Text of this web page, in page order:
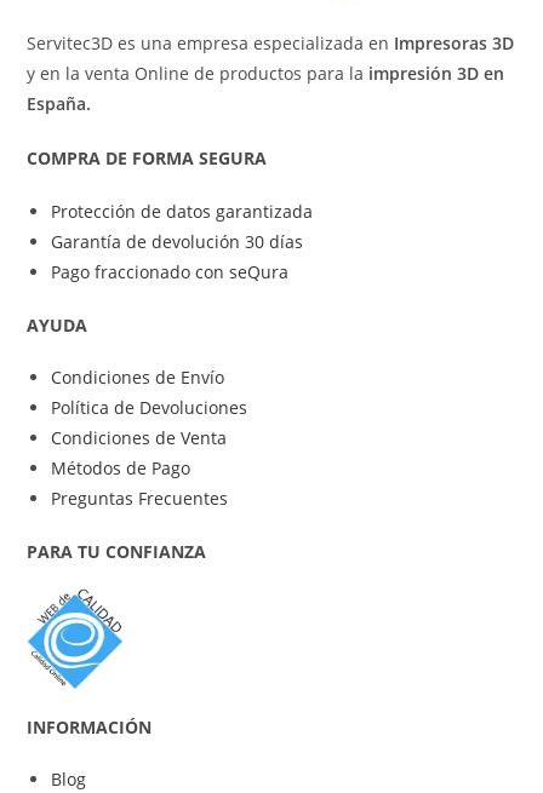
Servitec3D es una empresa especializada en Impresoras 3D
y en la venta Online de productos para la impresión 3D en
España.
COMPRA DE FORMA SEGURA
Protección de datos garantizada
Garantía de devolución 30 días
Pago fraccionado con seQura
AYUDA
Condiciones de Envío
Política de Devoluciones
Condiciones de Venta
Métodos de Pago
Preguntas Frecuentes
PARA TU CONFIANZA
INFORMACIÓN
Blog